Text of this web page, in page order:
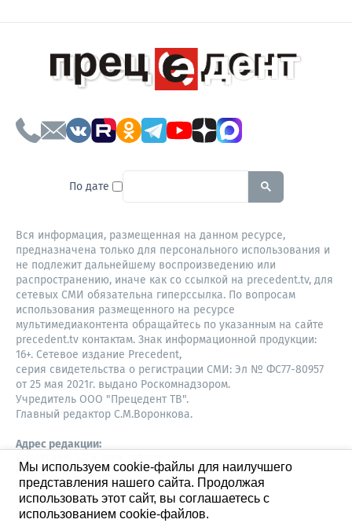
По дате To search this site, enter a
Вся информация, размещенная на данном ресурсе,
предназначена только для персонального использования и
не подлежит дальнейшему воспроизведению или
распространению, иначе как со ссылкой на precedent.tv, для
сетевых СМИ обязательна гиперссылка. По вопросам
использования размещенного на ресурсе
мультимедиаконтента обращайтесь по указанным на сайте
precedent.tv контактам. Знак информационной продукции:
16+. Сетевое издание Precedent,
серия свидетельства о регистрации СМИ: Эл № ФС77-80957
от 25 мая 2021г. выдано Роскомнадзором.
Учредитель ООО "Прецедент ТВ".
Главный редактор С.М.Воронкова.
Адрес редакции:
630087,
Новосибирск
8-960-779-12-96,
S.Voronkova@precedent.tv
Мы используем cookie-файлы для наилучшего
представления нашего сайта. Продолжая
использовать этот сайт, вы соглашаетесь с
использованием cookie-файлов.